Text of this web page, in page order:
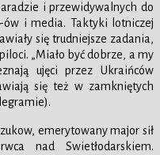
i przewidywalnych do
ów i media. Taktyki lotniczej
się trudniejsze zadania,
„Miało być dobrze, a my
ujęci przez Ukraińców
się też w zamkniętych
emerytowany major sił
nad Swietłodarskiem.